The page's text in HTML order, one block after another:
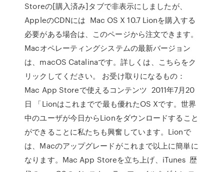
Storeの[購入済み]タブで非表示にしましたが、
AppleのCDNには Mac OS X 10.7 Lionを購入する
必要がある場合は、このページから注文できます。
Macオペレーティングシステムの最新バージョン
は、macOS Catalinaです。詳しくは、こちらをク
リックしてください。 お受け取りになるもの：
Mac App Storeで使えるコンテンツ 2011年7月20
日 「Lionはこれまでで最も優れたOS Xです。世界
中のユーザが今日からLionをダウンロードすること
ができることに私たちも興奮しています。Lionで
は、Macのアップグレードがこれまで以上に簡単に
なります。Mac App Storeを立ち上げ、iTunes 歴